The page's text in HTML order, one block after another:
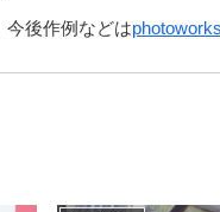
今後作例などはphotoworks